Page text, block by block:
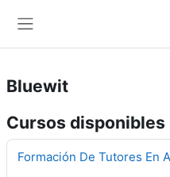
Bluewit
Cursos disponibles
Formación De Tutores En